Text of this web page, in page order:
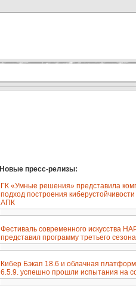
Новые пресс-релизы:
ГК «Умные решения» представила
подход построения
АПК
Фестиваль современного искусства
представил программу третьего сезона
Кибер Бэкап 18.6 и облачная
6.5.9. успешно прошли испытания на